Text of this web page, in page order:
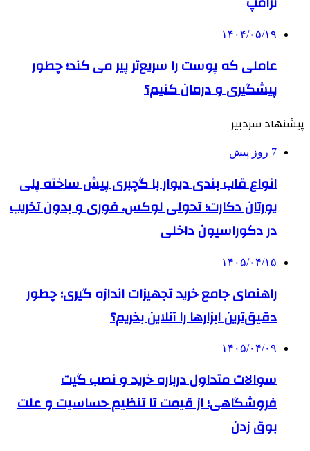
۱۴۰۴/۰۵/۱۹
عاملی که پوست را سریع‌تر پیر می کند؛ چطور
پیشگیری و درمان کنیم؟
پیشنهاد سردبیر
7 روز پیش
انواع قاب بندی دیوار با گچبری پیش ساخته پلی
یورتان دکارت؛ تحولی لوکس، فوری و بدون تخریب
در دکوراسیون داخلی
۱۴۰۵/۰۴/۱۵
راهنمای جامع خرید تجهیزات اندازه گیری؛ چطور
دقیق‌ترین ابزارها را آنلاین بخریم؟
۱۴۰۵/۰۴/۰۹
سوالات متداول درباره خرید و نصب گیت
فروشگاهی؛ از قیمت تا تنظیم حساسیت و علت
بوق زدن